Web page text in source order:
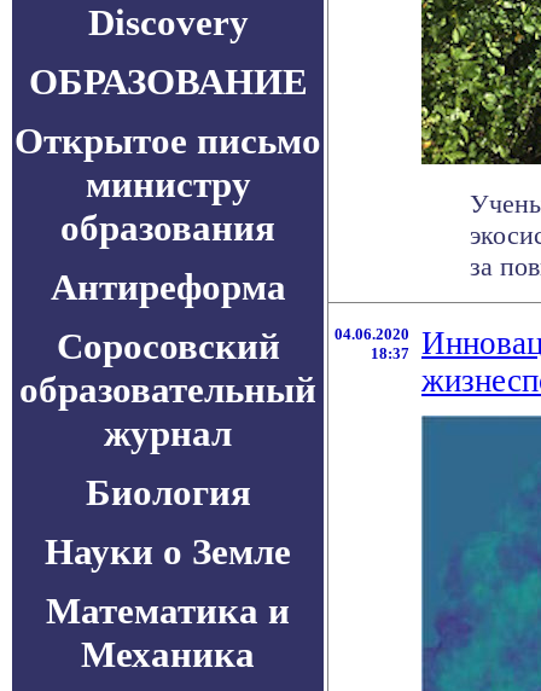
Discovery
ОБРАЗОВАНИЕ
Открытое письмо
министру
образования
Антиреформа
Соросовский
образовательный
журнал
Биология
Науки о Земле
Математика и
Механика
за
04.06.2020
18:37